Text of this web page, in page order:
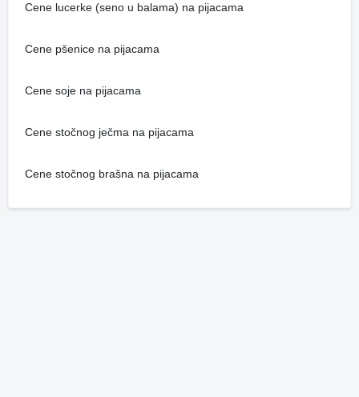
Cene lucerke (seno u balama) na pijacama
Cene pšenice na pijacama
Cene soje na pijacama
Cene stočnog ječma na pijacama
Cene stočnog brašna na pijacama